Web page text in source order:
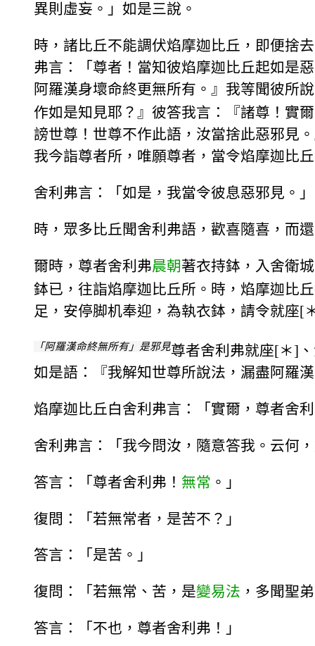
異則虛妄。」如是三說。
時，諸比丘不能調伏焰摩迦比丘，即便捨
弗言：「尊者！當知彼焰摩迦比丘起如是
阿羅漢身壞命終更無所有。』我等聞彼所
作如是知見耶？』彼答我言：『諸尊！實
謗世尊！世尊不作此語，汝當捨此惡邪見
我今詣尊者所，唯願尊者，當令焰摩迦比
舍利弗言：「如是，我當令彼息惡邪見。」
時，眾多比丘聞舍利弗語，歡喜隨喜，而
爾時，尊者舍利弗晨朝著衣持鉢，入舍衛
鉢已，往詣焰摩迦比丘所。時，焰摩迦比
足，安停脚机奉迎，為執衣鉢，請令就座[
「阿羅漢命終無所有」是邪見尊者舍利弗就座[＊]
如是語：『我解知世尊所說法，漏盡阿羅
焰摩迦比丘白舍利弗言：「實爾，尊者舍
舍利弗言：「我今問汝，隨意答我。云何
答言：「尊者舍利弗！ 無常 。」
復問：「若無常者，是苦不？」
答言：「是苦。」
復問：「若無常、苦，是變易法 ，多聞聖
答言：「不也，尊者舍利弗！」